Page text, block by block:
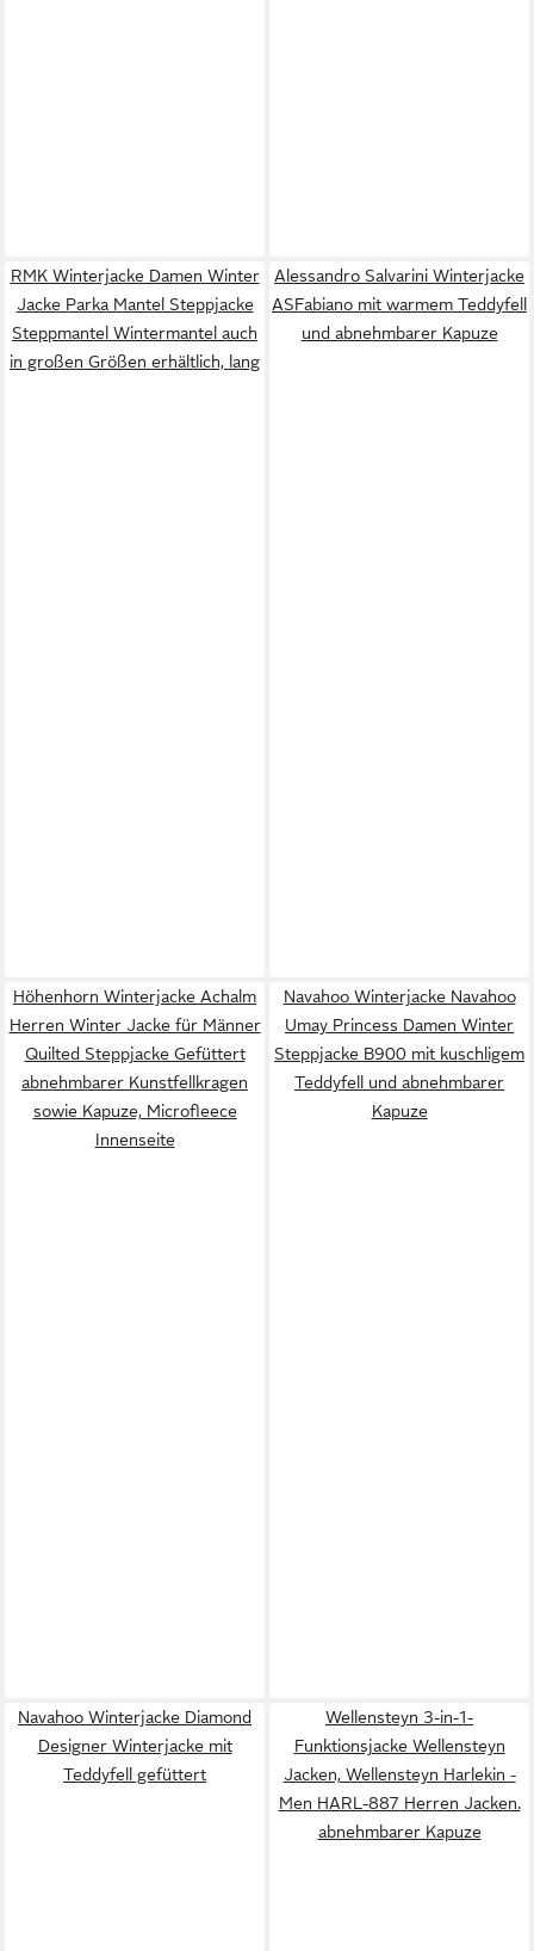
RMK Winterjacke Damen Winter
Jacke Parka Mantel Steppjacke
Steppmantel Wintermantel auch
in großen Größen erhältlich, lang
Alessandro Salvarini Winterjacke
ASFabiano mit warmem Teddyfell
und abnehmbarer Kapuze
Höhenhorn Winterjacke Achalm
Herren Winter Jacke für Männer
Quilted Steppjacke Gefüttert
abnehmbarer Kunstfellkragen
sowie Kapuze, Microfleece
Innenseite
Navahoo Winterjacke Navahoo
Umay Princess Damen Winter
Steppjacke B900 mit kuschligem
Teddyfell und abnehmbarer
Kapuze
Navahoo Winterjacke Diamond
Designer Winterjacke mit
Teddyfell gefüttert
Wellensteyn 3-in-1-
Funktionsjacke Wellensteyn
Jacken, Wellensteyn Harlekin -
Men HARL-887 Herren Jacken.
abnehmbarer Kapuze